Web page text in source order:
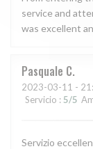
service and
was excellent
Pasquale C
2023-03-11 -
Servicio : 5/5
Servizio